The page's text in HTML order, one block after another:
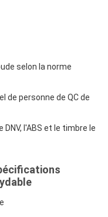
selon la norme
de personne de QC de
DNV, l'ABS et le timbre le